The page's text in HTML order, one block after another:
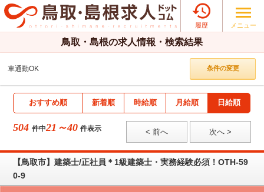

履歴 メニュー
鳥取・島根の求人情報・検索結果
車通勤OK 条件の変更
おすすめ順 新着順 時給順 月給順 日給順
504 件中21～40 件表示 < 前へ 次へ >
【鳥取市】建築士/正社員＊1級建築士・実務経験必須！OTH-59
0-9